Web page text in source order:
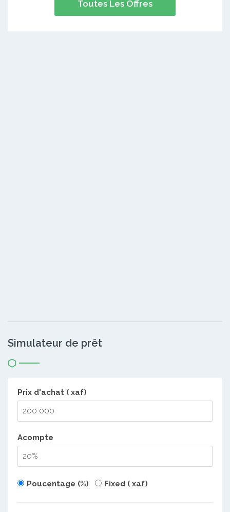
Toutes Les Offres
Simulateur de prêt
Prix d'achat ( xaf)
Acompte
Poucentage (%) Fixed ( xaf)